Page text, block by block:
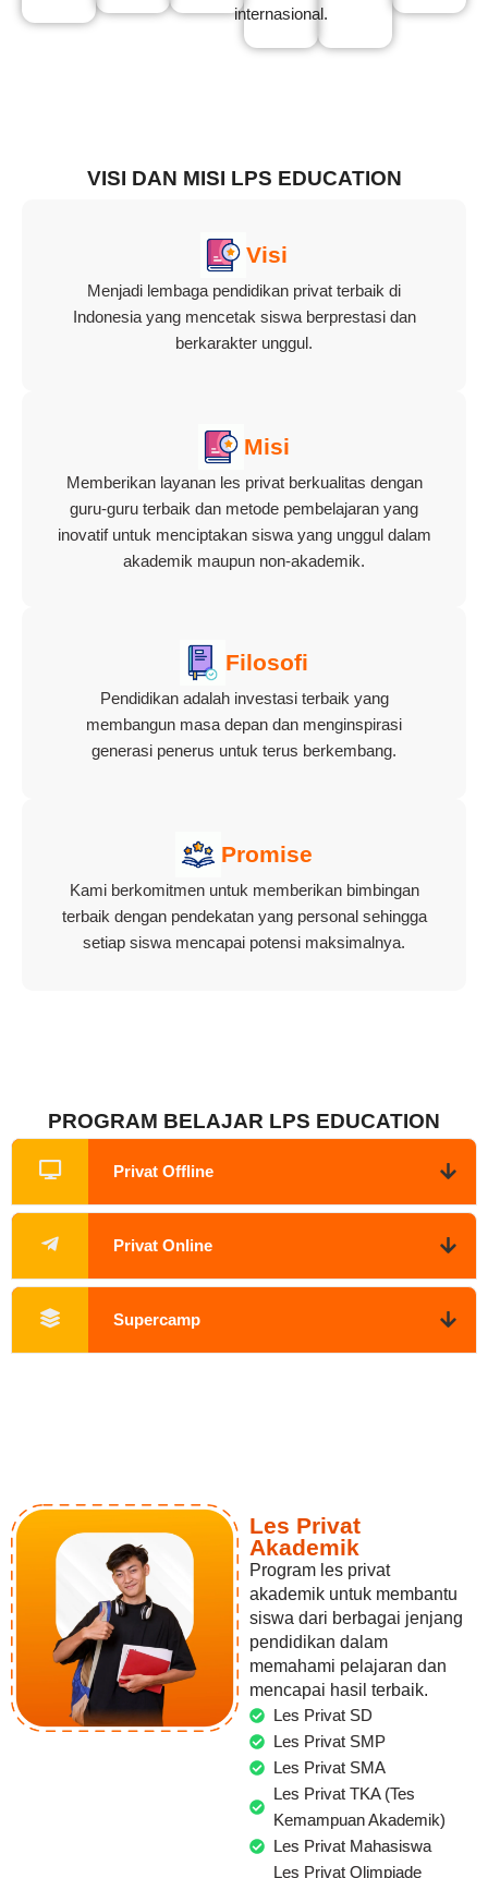
internasional.
VISI DAN MISI LPS EDUCATION
Visi
Menjadi lembaga pendidikan privat terbaik di
Indonesia yang mencetak siswa berprestasi dan
berkarakter unggul.
Misi
Memberikan layanan les privat berkualitas dengan
guru-guru terbaik dan metode pembelajaran yang
inovatif untuk menciptakan siswa yang unggul dalam
akademik maupun non-akademik.
Filosofi
Pendidikan adalah investasi terbaik yang
membangun masa depan dan menginspirasi
generasi penerus untuk terus berkembang.
Promise
Kami berkomitmen untuk memberikan bimbingan
terbaik dengan pendekatan yang personal sehingga
setiap siswa mencapai potensi maksimalnya.
PROGRAM BELAJAR LPS EDUCATION
Privat Offline
Privat Online
Supercamp
Les Privat
Akademik
Program les privat
akademik untuk membantu
siswa dari berbagai jenjang
pendidikan dalam
memahami pelajaran dan
mencapai hasil terbaik.
Les Privat SD
Les Privat SMP
Les Privat SMA
Les Privat TKA (Tes
Kemampuan Akademik)
Les Privat Mahasiswa
Les Privat Olimpiade